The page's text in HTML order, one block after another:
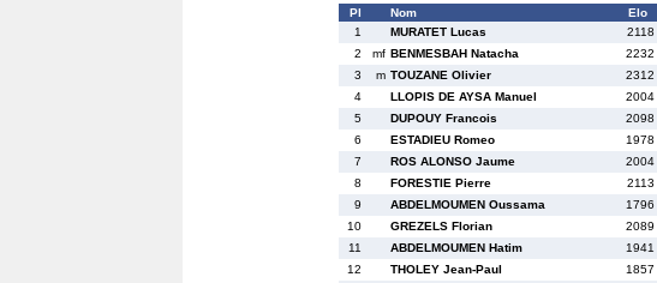
Pl Nom Elo
1
MURATET Lucas 2118
2
mf BENMESBAH Natacha 2232
3
m TOUZANE Olivier 2312
4
LLOPIS DE AYSA Manuel 2004
5
DUPOUY Francois 2098
6
ESTADIEU Romeo 1978
7
ROS ALONSO Jaume 2004
8
FORESTIE Pierre 2113
9
ABDELMOUMEN Oussama 1796
10
GREZELS Florian 2089
11
ABDELMOUMEN Hatim 1941
12
THOLEY Jean-Paul 1857